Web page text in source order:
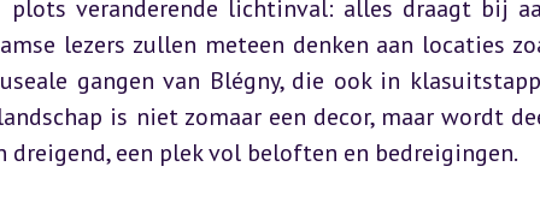
veranderende lichtinval: alles draagt bij
lezers zullen meteen denken aan locaties
gangen van Blégny, die ook in
is niet zomaar een decor, maar wordt
een plek vol beloften en bedreigingen.